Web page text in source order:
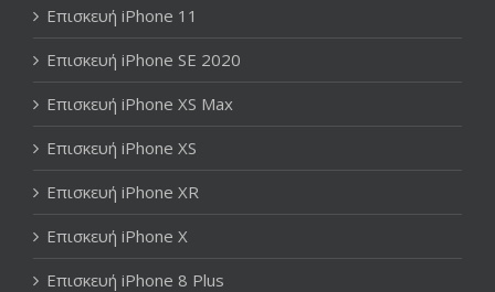
Επισκευή iPhone 11
Επισκευή iPhone SE 2020
Επισκευή iPhone XS Max
Επισκευή iPhone XS
Επισκευή iPhone XR
Επισκευή iPhone X
Επισκευή iPhone 8 Plus